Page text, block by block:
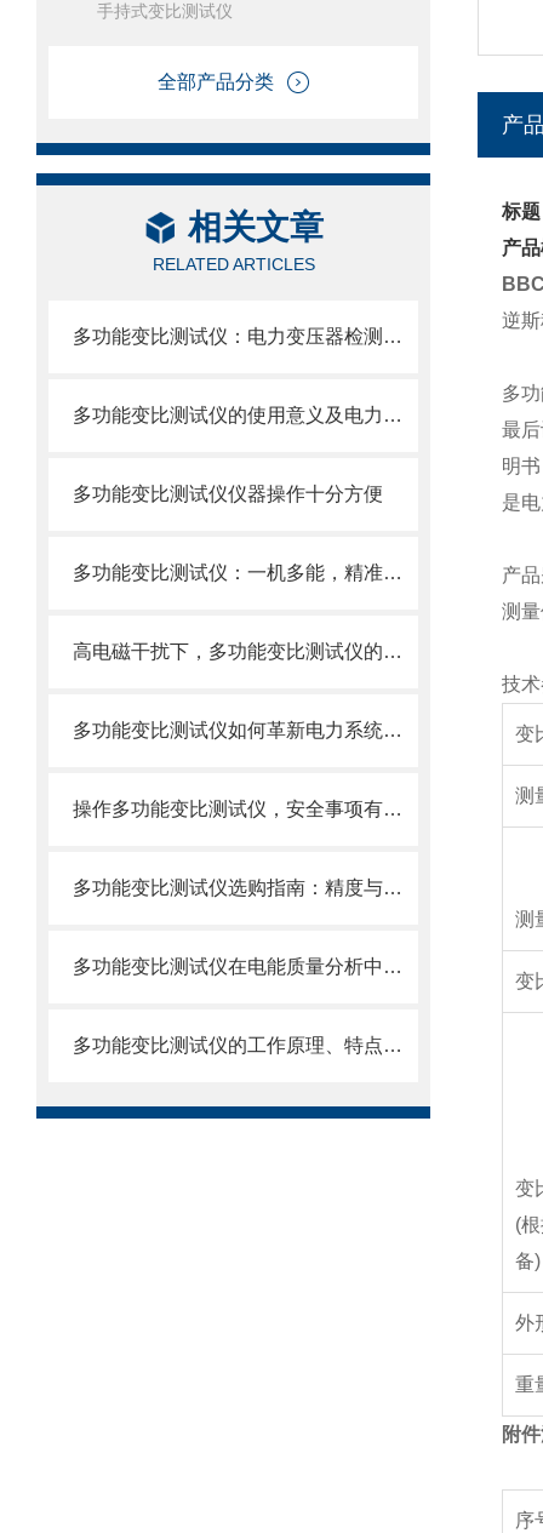
手持式变比测试仪
全部产品分类
相关文章
RELATED ARTICLES
多功能变比测试仪：电力变压器检测的智能化利器
多功能变比测试仪的使用意义及电力价值
多功能变比测试仪仪器操作十分方便
多功能变比测试仪：一机多能，精准又便捷
高电磁干扰下，多功能变比测试仪的挑战与对策
多功能变比测试仪如何革新电力系统安全？
操作多功能变比测试仪，安全事项有哪些？
多功能变比测试仪选购指南：精度与稳定性并重
多功能变比测试仪在电能质量分析中的应用与作用
多功能变比测试仪的工作原理、特点说明
产
标
产
逆斯
多
最
明
是
产
测
技
变
测
测
变
变
(
备)
外
重
附件
序